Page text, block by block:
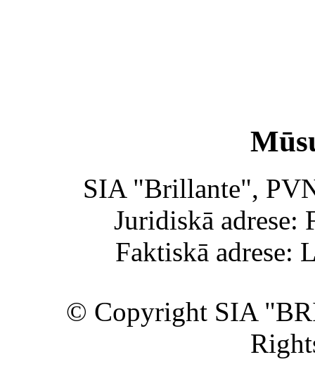
SIA "Brillante",
Juridiskā adrese:
Faktiskā adrese:
© Copyright SIA